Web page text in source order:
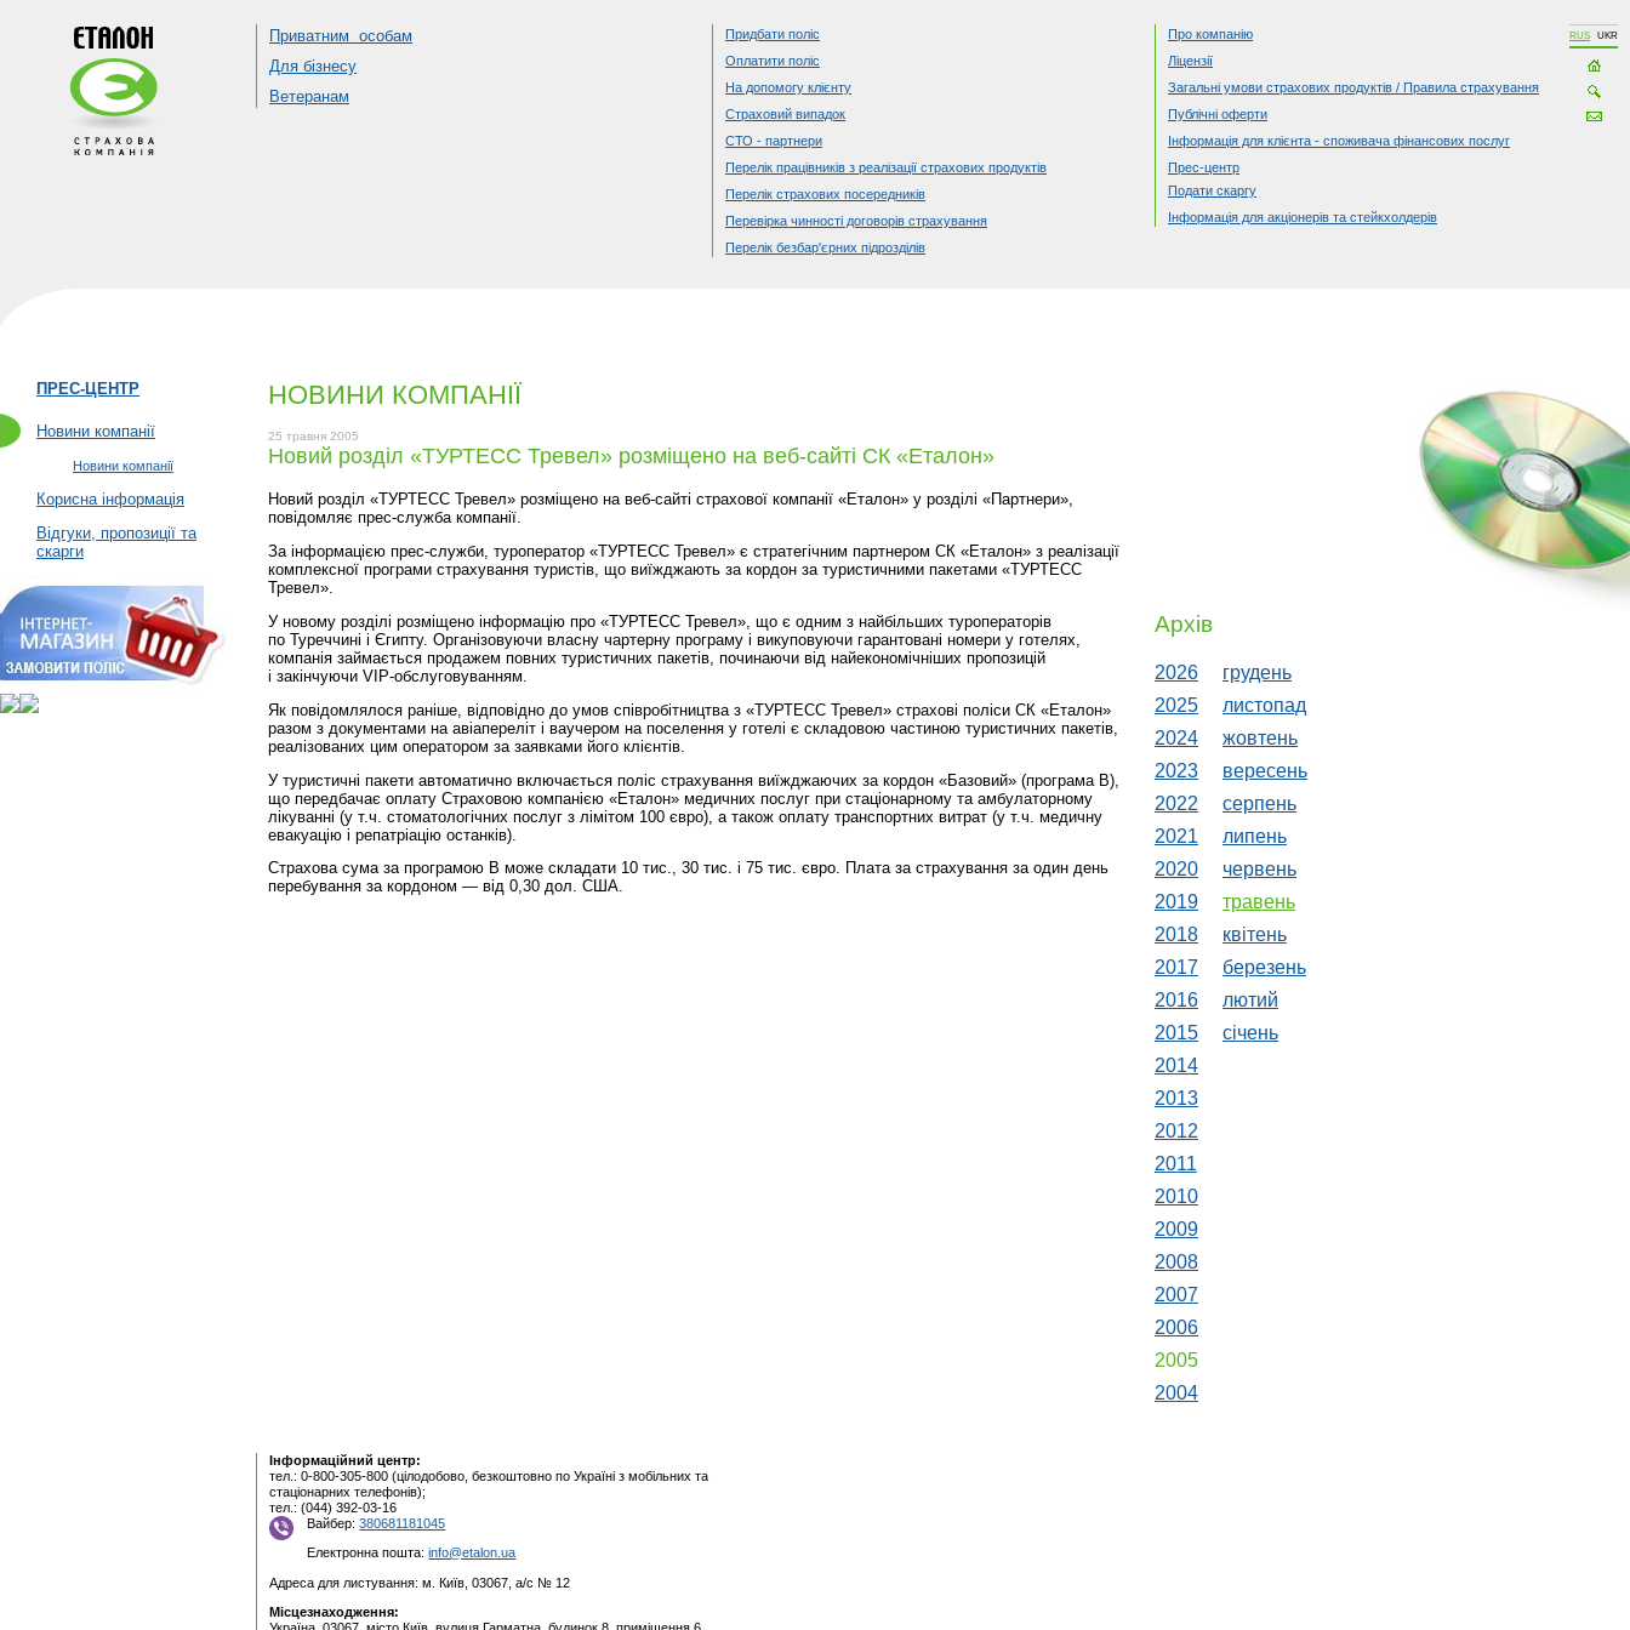
Приватним особам
Для бізнесу
Ветеранам
Придбати поліс
Оплатити поліс
На допомогу клієнту
Страховий випадок
СТО - партнери
Перелік працівників з реалізації страхових продуктів
Перелік страхових посередників
Перевірка чинності договорів страхування
Перелік безбар'єрних підрозділів
Про компанію
Ліцензії
Загальні умови страхових продуктів / Правила страхування
Публічні оферти
Інформація для клієнта - споживача фінансових послуг
Прес-центр
Подати скаргу
Інформація для акціонерів та стейкхолдерів
RUS UKR
ПРЕС-ЦЕНТР
Новини компанії
Новини компанії
Корисна інформація
Відгуки, пропозиції та
скарги
НОВИНИ КОМПАНІЇ
25 травня 2005
Новий розділ «ТУРТЕСС Тревел» розміщено на веб-сайті СК «Еталон»
Новий розділ «ТУРТЕСС Тревел» розміщено на веб-сайті страхової компанії «Еталон» у розділі «Партнери»,
повідомляє прес-служба компанії.
За інформацією прес-служби, туроператор «ТУРТЕСС Тревел» є стратегічним партнером СК «Еталон» з реалізації
комплексної програми страхування туристів, що виїжджають за кордон за туристичними пакетами «ТУРТЕСС
Тревел».
У новому розділі розміщено інформацію про «ТУРТЕСС Тревел», що є одним з найбільших туроператорів
по Туреччині і Єгипту. Організовуючи власну чартерну програму і викуповуючи гарантовані номери у готелях,
компанія займається продажем повних туристичних пакетів, починаючи від найекономічніших пропозицій
і закінчуючи VIP-обслуговуванням.
Як повідомлялося раніше, відповідно до умов співробітництва з «ТУРТЕСС Тревел» страхові поліси СК «Еталон»
разом з документами на авіапереліт і ваучером на поселення у готелі є складовою частиною туристичних пакетів,
реалізованих цим оператором за заявками його клієнтів.
У туристичні пакети автоматично включається поліс страхування виїжджаючих за кордон «Базовий» (програма B),
що передбачає оплату Страховою компанією «Еталон» медичних послуг при стаціонарному та амбулаторному
лікуванні (у т.ч. стоматологічних послуг з лімітом 100 євро), а також оплату транспортних витрат (у т.ч. медичну
евакуацію і репатріацію останків).
Страхова сума за програмою В може складати 10 тис., 30 тис. і 75 тис. євро. Плата за страхування за один день
перебування за кордоном — від 0,30 дол. США.
Архів
2026
2025
2024
2023
2022
2021
2020
2019
2018
2017
2016
2015
2014
2013
2012
2011
2010
2009
2008
2007
2006
2005
2004
грудень
листопад
жовтень
вересень
серпень
липень
червень
травень
квiтень
березень
лютий
сiчень
Інформаційний центр:
тел.: 0-800-305-800 (цілодобово, безкоштовно по Україні з мобільних та
стаціонарних телефонів);
тел.: (044) 392-03-16
Вайбер:380681181045
Електронна пошта:info@etalon.ua
Адреса для листування: м. Київ, 03067, а/с № 12
Місцезнаходження: